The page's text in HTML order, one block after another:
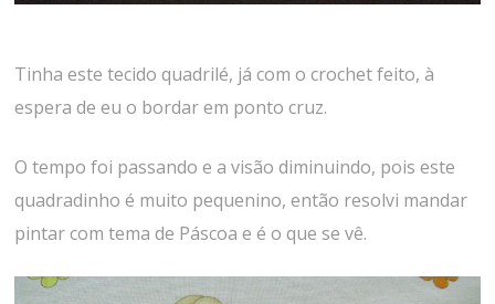
Tinha este tecido quadrilé, já com o crochet feito, à
espera de eu o bordar em ponto cruz.
O tempo foi passando e a visão diminuindo, pois este
quadradinho é muito pequenino, então resolvi mandar
pintar com tema de Páscoa e é o que se vê.